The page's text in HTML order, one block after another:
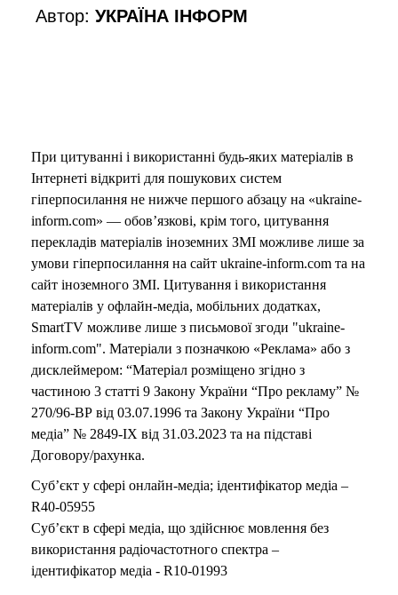
Автор:УКРАЇНА ІНФОРМ
При цитуванні і використанні будь-яких матеріалів в
Інтернеті відкриті для пошукових систем
гіперпосилання не нижче першого абзацу на «ukraine-
inform.com» — обов’язкові, крім того, цитування
перекладів матеріалів іноземних ЗМІ можливе лише за
умови гіперпосилання на сайт ukraine-inform.com та на
сайт іноземного ЗМІ. Цитування і використання
матеріалів у офлайн-медіа, мобільних додатках,
SmartTV можливе лише з письмової згоди "ukraine-
inform.com". Матеріали з позначкою «Реклама» або з
дисклеймером: “Матеріал розміщено згідно з
частиною 3 статті 9 Закону України “Про рекламу” №
270/96-ВР від 03.07.1996 та Закону України “Про
медіа” № 2849-IX від 31.03.2023 та на підставі
Договору/рахунка.
Суб’єкт у сфері онлайн-медіа; ідентифікатор медіа –
R40-05955
Суб’єкт в сфері медіа, що здійснює мовлення без
використання радіочастотного спектра –
ідентифікатор медіа - R10-01993